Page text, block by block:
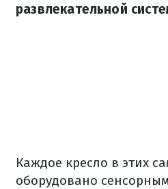
развлекательной
Каждое кресло в этих
оборудовано